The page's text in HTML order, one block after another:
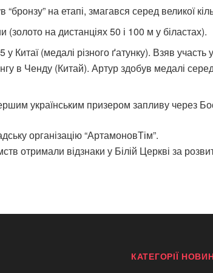
“бронзу” на етапі, змагався серед великої
(золото на дистанціях 50 і 100 м у біластах).
у Китаї (медалі різного ґатунку). Взяв
в Ченду (Китай). Артур здобув медалі серед
українським призером запливу через
організацію “АртамоновТім”.
отримали відзнаки у Білій Церкві за
КАТЕГОРІЇ